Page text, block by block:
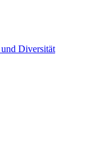
Diversität